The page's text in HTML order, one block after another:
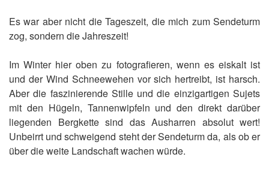
Es war aber nicht die Tageszeit, die mich zum Sendeturm
zog, sondern die Jahreszeit!
Im Winter hier oben zu fotografieren, wenn es eiskalt ist
und der Wind Schneewehen vor sich hertreibt, ist harsch.
Aber die faszinierende Stille und die einzigartigen Sujets
mit den Hügeln, Tannenwipfeln und den direkt darüber
liegenden Bergkette sind das Ausharren absolut wert!
Unbeirrt und schweigend steht der Sendeturm da, als ob er
über die weite Landschaft wachen würde.